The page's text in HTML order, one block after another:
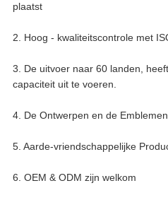
plaatst
2. Hoog - kwaliteitscontrole met
3. De uitvoer naar 60 landen,
capaciteit uit te voeren.
4. De Ontwerpen en de
5. Aarde-vriendschappelijke
6. OEM & ODM zijn welkom